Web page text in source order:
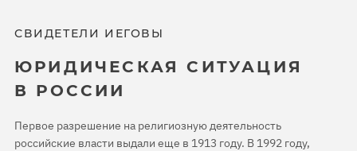
СВИДЕТЕЛИ ИЕГОВЫ
ЮРИДИЧЕСКАЯ СИТУАЦИЯ
В РОССИИ
Первое разрешение на религиозную деятельность
российские власти выдали еще в 1913 году. В 1992 году,